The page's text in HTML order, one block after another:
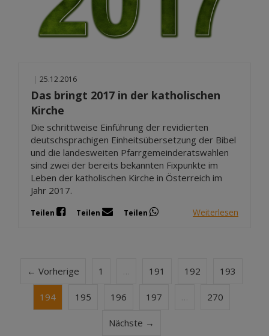
| 25.12.2016
Das bringt 2017 in der katholischen
Kirche
Die schrittweise Einführung der revidierten
deutschsprachigen Einheitsübersetzung der Bibel
und die landesweiten Pfarrgemeinderatswahlen
sind zwei der bereits bekannten Fixpunkte im
Leben der katholischen Kirche in Österreich im
Jahr 2017.
Teilen Teilen Teilen Weiterlesen
← Vorherige 1 191 192 193
194 195 196 197 270
Nächste →